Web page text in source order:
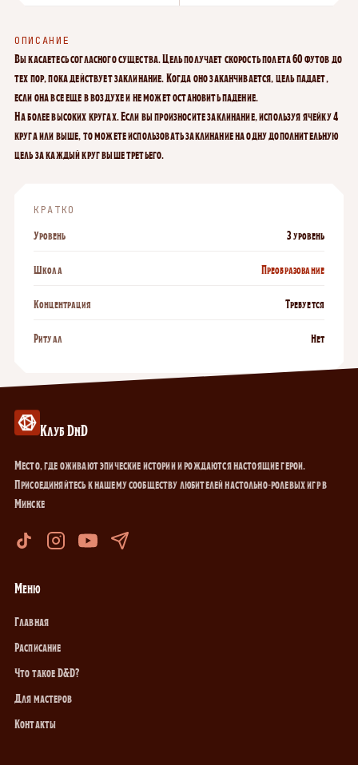
ОПИСАНИЕ
Вы касаетесь согласного существа. Цель получает скорость полета 60 футов до
тех пор, пока действует заклинание. Когда оно заканчивается, цель падает,
если она все еще в воздухе и не может остановить падение.
На более высоких кругах. Если вы произносите заклинание, используя ячейку 4
круга или выше, то можете использовать заклинание на одну дополнительную
цель за каждый круг выше третьего.
КРАТКО
Уровень 3 уровень
Школа Преобразование
Концентрация Требуется
Ритуал Нет
Клуб DnD
Место, где оживают эпические истории и рождаются настоящие герои.
Присоединяйтесь к нашему сообществу любителей настольно-ролевых игр в
Минске
Меню
Главная
Расписание
Что такое D&D?
Для мастеров
Контакты